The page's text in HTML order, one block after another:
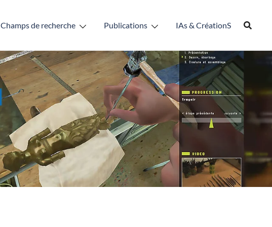
Champs de recherche Publications IAs & CréationS